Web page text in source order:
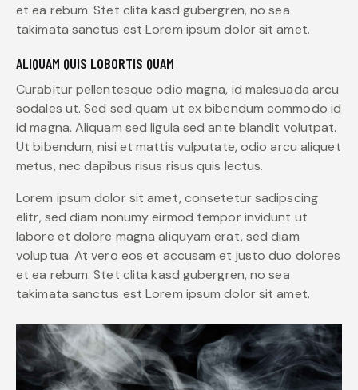
et ea rebum. Stet clita kasd gubergren, no sea
takimata sanctus est Lorem ipsum dolor sit amet.
ALIQUAM QUIS LOBORTIS QUAM
Curabitur pellentesque odio magna, id malesuada arcu
sodales ut. Sed sed quam ut ex bibendum commodo id
id magna. Aliquam sed ligula sed ante blandit volutpat.
Ut bibendum, nisi et mattis vulputate, odio arcu aliquet
metus, nec dapibus risus risus quis lectus.
Lorem ipsum dolor sit amet, consetetur sadipscing
elitr, sed diam nonumy eirmod tempor invidunt ut
labore et dolore magna aliquyam erat, sed diam
voluptua. At vero eos et accusam et justo duo dolores
et ea rebum. Stet clita kasd gubergren, no sea
takimata sanctus est Lorem ipsum dolor sit amet.